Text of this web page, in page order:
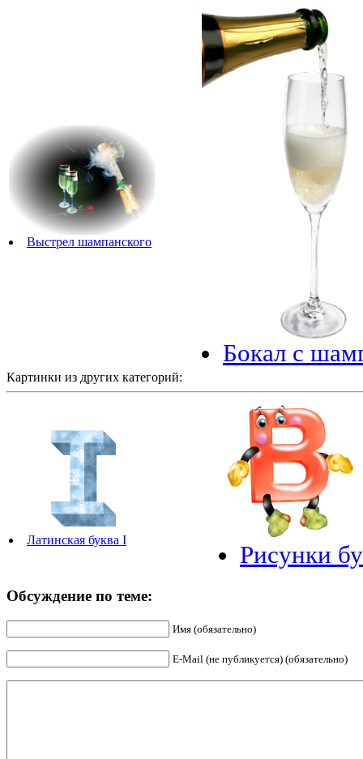
Выстрел шампанского
Бокал с
Картинки из других категорий:
Латинская буква I
Рисунки
Обсуждение по теме:
Имя (обязательно)
E-Mail (не публикуется) (обязательно)